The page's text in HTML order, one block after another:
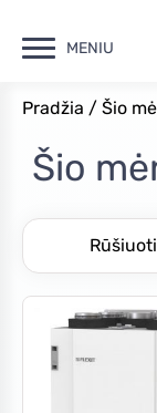
MENIU
Pradžia / Šio
Šio
Rūšiuoti